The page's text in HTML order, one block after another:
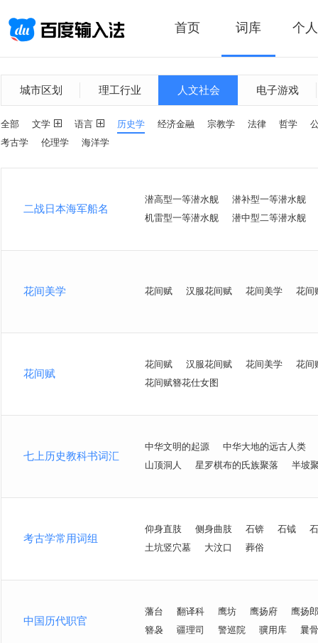
首页 词库 个
城市区划 理工行业 人文社会 电子游戏
全部 文学 语言 历史学 经济金融 宗教学 法律 哲学
考古学
伦理学 海洋学
二战日本海军船名
潜高型一等潜水舰
潜补型一等潜水舰
机雷型一等潜水舰
潜中型二等潜水舰
花间美学 花间赋 汉服花间赋 花间美学 花间
花间赋
花间赋 汉服花间赋 花间美学
花间
花间赋簪花仕女图
七上历史教科书词汇
中华文明的起源
中华大地的远古人类
山顶洞人
星罗棋布的氏族聚落 半坡
考古学常用词组
仰身直肢 侧身曲肢 石锛 石钺
土坑竖穴墓
大汶口 葬俗
中国历代职官
藩台 翻译科 鹰坊 鹰扬府
鹰扬
簪袅
疆理司 警巡院 骥用库 曩骨